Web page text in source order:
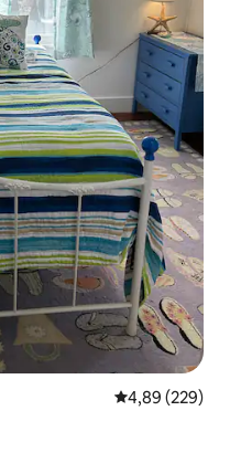
Évaluation
4,89 (229)